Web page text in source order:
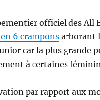
officiel des All
6 cramponsarborant
car la plus grande
à certaines
par rapport aux